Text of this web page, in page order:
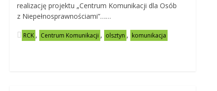
realizację projektu „Centrum Komunikacji dla Osób
z Niepełnosprawnościami”……
RCK , Centrum Komunikacji , olsztyn , komunikacja